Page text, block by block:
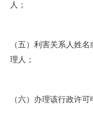
人；
（五）利害关系人姓
理人；
（六）办理该行政许可